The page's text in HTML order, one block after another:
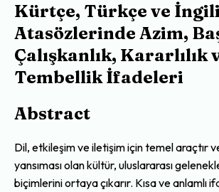
Kürtçe, Türkçe ve
Atasözlerinde Azim,
Çalışkanlık, Kararlılık
Tembellik İfadeleri
Abstract
Dil, etkileşim ve iletişim için temel araçtır
yansıması olan kültür, uluslararası
biçimlerini ortaya çıkarır. Kısa ve anlamlı